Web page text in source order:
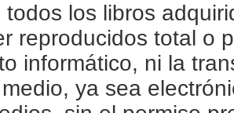
todos los libros
reproducidos total o
informático, ni la
ya sea